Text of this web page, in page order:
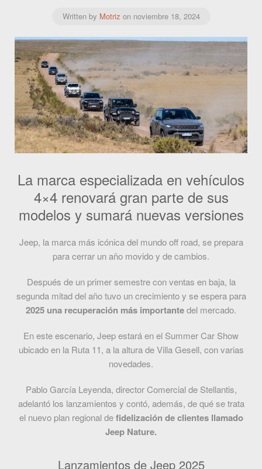
Written by Motriz on noviembre 18, 2024
La marca especializada en vehículos
4×4 renovará gran parte de sus
modelos y sumará nuevas versiones
Jeep, la marca más icónica del mundo off road, se prepara
para cerrar un año movido y de cambios.
Después de un primer semestre con ventas en baja, la
segunda mitad del año tuvo un crecimiento y se espera para
2025 una recuperación más importantedel mercado.
En este escenario, Jeep estará en el Summer Car Show
ubicado en la Ruta 11, a la altura de Villa Gesell, con varias
novedades.
Pablo García Leyenda, director Comercial de Stellantis,
adelantó los lanzamientos y contó, además, de qué se trata
el nuevo plan regional defidelización de clientes llamado
Jeep Nature.
Lanzamientos de Jeep 2025